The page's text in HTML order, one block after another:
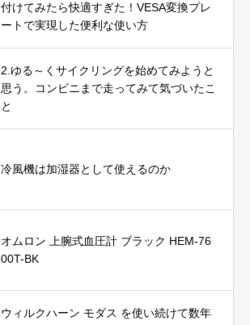
付けてみたら快適すぎた！VESA変換プレ
ートで実現した便利な使い方
2.ゆる～くサイクリングを始めてみようと
思う。コンビニまで走ってみて気づいたこ
と
冷風機は加湿器として使えるのか
オムロン 上腕式血圧計 ブラック HEM-76
00T-BK
ウィルクハーン モダス を使い続けて数年